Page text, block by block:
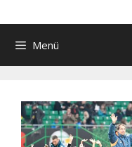
Menü